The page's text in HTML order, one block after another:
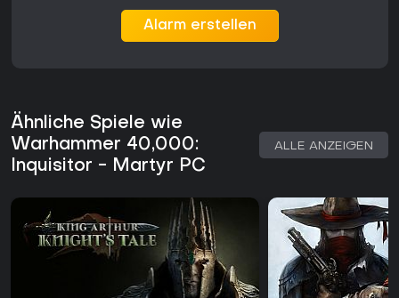
Alarm erstellen
Ähnliche Spiele wie
Warhammer 40,000:
Inquisitor - Martyr PC
ALLE ANZEIGEN